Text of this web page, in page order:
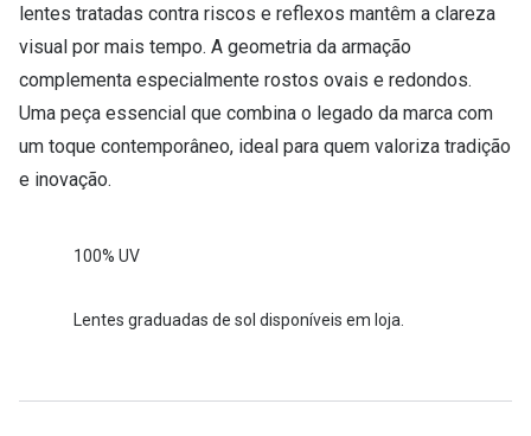
lentes tratadas contra riscos e reflexos mantêm a clareza
visual por mais tempo. A geometria da armação
complementa especialmente rostos ovais e redondos.
Uma peça essencial que combina o legado da marca com
um toque contemporâneo, ideal para quem valoriza tradição
e inovação.
100% UV
Lentes graduadas de sol disponíveis em loja.